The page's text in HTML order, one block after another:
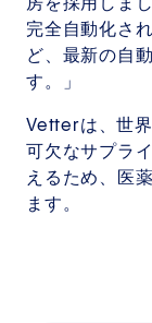
房を採用しま
完全自動化さ
ど、最新の自
す。」
Vetterは、世
可欠なサプラ
えるため、医
ます。